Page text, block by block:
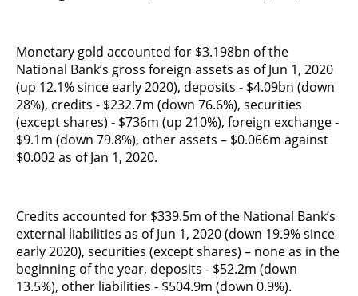
Monetary gold accounted for $3.198bn of the
National Bank’s gross foreign assets as of Jun 1, 2020
(up 12.1% since early 2020), deposits - $4.09bn (down
28%), credits - $232.7m (down 76.6%), securities
(except shares) - $736m (up 210%), foreign exchange -
$9.1m (down 79.8%), other assets – $0.066m against
$0.002 as of Jan 1, 2020.
Credits accounted for $339.5m of the National Bank’s
external liabilities as of Jun 1, 2020 (down 19.9% since
early 2020), securities (except shares) – none as in the
beginning of the year, deposits - $52.2m (down
13.5%), other liabilities - $504.9m (down 0.9%).